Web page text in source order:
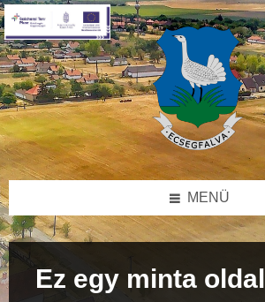
Skip
to
content
Skip
to
left
sidebar
Skip
to
footer
MENÜ
Ez egy minta oldal